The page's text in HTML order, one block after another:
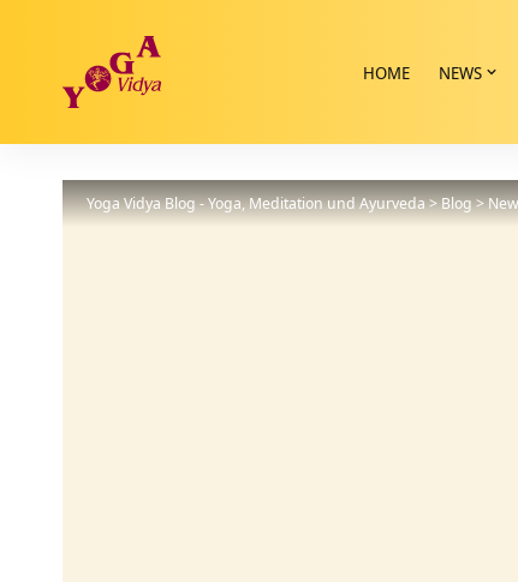
HOME NEWS
Yoga Vidya Blog - Yoga, Meditation und Ayurveda>Blog>